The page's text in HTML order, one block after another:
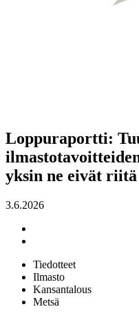
Loppuraportti:
yksin ne eivät riitä
3.6.2026
Tiedotteet
Ilmasto
Kansantalous
Metsä